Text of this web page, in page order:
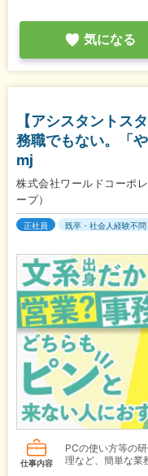
気になる
【アシスタントス
務職でもない。「
mj
株式会社ワールドコーポ
ープ）
正社員 既卒・社会人経験不問
仕事内容
PCの使い方等の
理など、簡単な業